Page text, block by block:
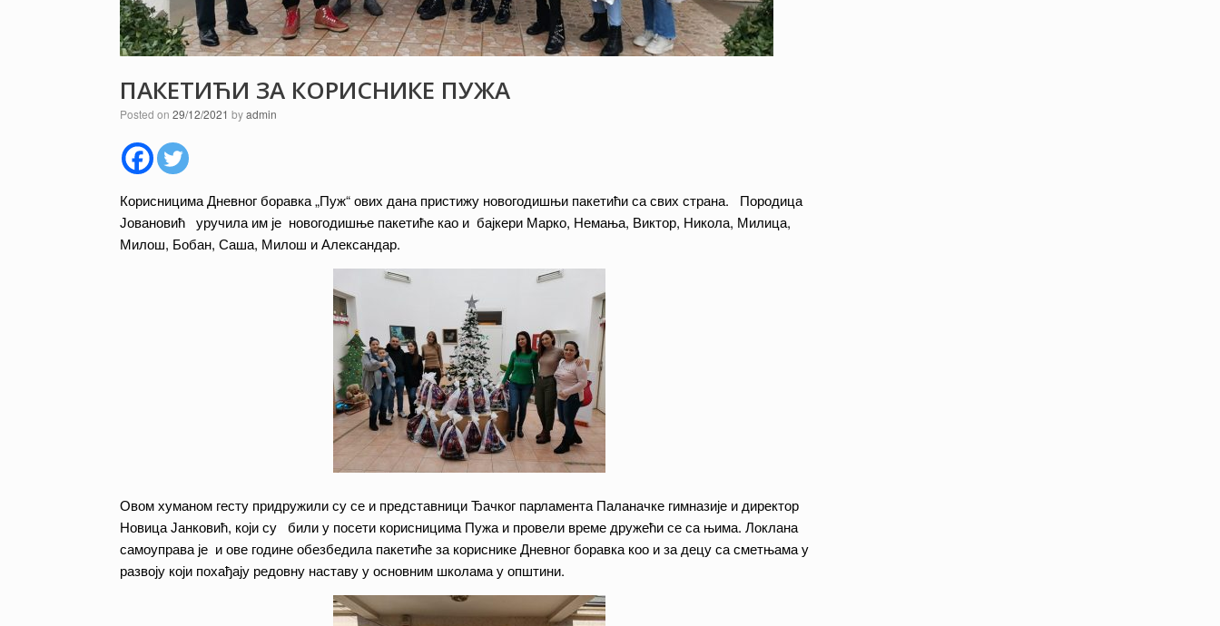
ПАКЕТИЋИ ЗА КОРИСНИКЕ ПУЖА
Posted on 29/12/2021 byadmin
Корисницима Дневног боравка „Пуж“ ових дана пристижу новогодишњи пакетићи са свих страна. Породица
Јовановић уручила им је новогодишње пакетиће као и бајкери Марко, Немања, Виктор, Никола, Милица,
Милош, Бобан, Саша, Милош и Александар.
Овом хуманом гесту придружили су се и представници Ђачког парламента Паланачке гимназије и директор
Новица Јанковић, који су били у посети корисницима Пужа и провели време дружећи се са њима. Локлана
самоуправа је и ове године обезбедила пакетиће за кориснике Дневног боравка коо и за децу са сметњама у
развоју који похађају редовну наставу у основним школама у општини.